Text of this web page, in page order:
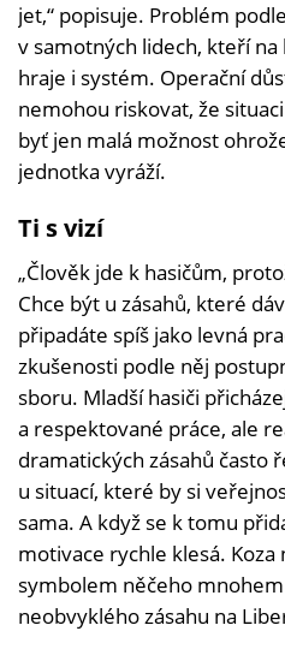
jet,“ popisuje. Problém
v samotných lidech, kteří
hraje i systém. Operační
nemohou riskovat, že
byť jen malá možnost
jednotka vyráží.
Ti s vizí
„Člověk jde k hasičům,
Chce být u zásahů, které
připadáte spíš jako levná
zkušenosti podle něj
sboru. Mladší hasiči
a respektované práce, ale
dramatických zásahů často
u situací, které by si
sama. A když se k tomu
motivace rychle klesá. Koza
symbolem něčeho
neobvyklého zásahu na